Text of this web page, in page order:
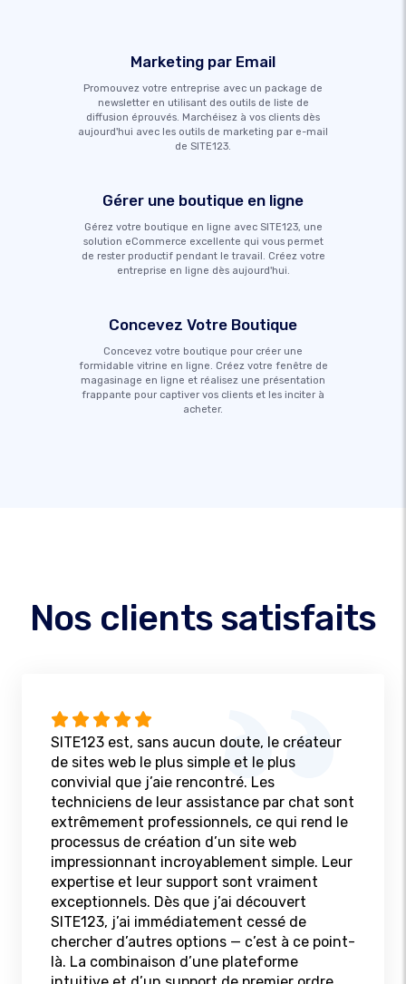
Marketing par Email
Promouvez votre entreprise avec un package de
newsletter en utilisant des outils de liste de
diffusion éprouvés. Marchéisez à vos clients dès
aujourd'hui avec les outils de marketing par e-mail
de SITE123.
Gérer une boutique en ligne
Gérez votre boutique en ligne avec SITE123, une
solution eCommerce excellente qui vous permet
de rester productif pendant le travail. Créez votre
entreprise en ligne dès aujourd'hui.
Concevez Votre Boutique
Concevez votre boutique pour créer une
formidable vitrine en ligne. Créez votre fenêtre de
magasinage en ligne et réalisez une présentation
frappante pour captiver vos clients et les inciter à
acheter.
Nos clients satisfaits
SITE123 est, sans aucun doute, le créateur
de sites web le plus simple et le plus
convivial que j’aie rencontré. Les
techniciens de leur assistance par chat sont
extrêmement professionnels, ce qui rend le
processus de création d’un site web
impressionnant incroyablement simple. Leur
expertise et leur support sont vraiment
exceptionnels. Dès que j’ai découvert
SITE123, j’ai immédiatement cessé de
chercher d’autres options — c’est à ce point-
là. La combinaison d’une plateforme